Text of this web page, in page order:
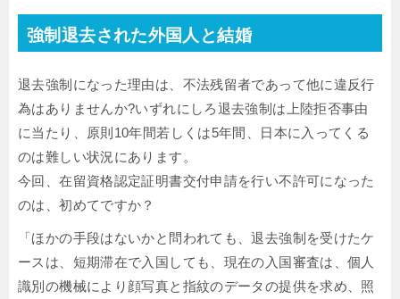
強制退去された外国人と結婚
退去強制になった理由は、不法残留者であって他に違反行
為はありませんか?いずれにしろ退去強制は上陸拒否事由
に当たり、原則10年間若しくは5年間、日本に入ってくる
のは難しい状況にあります。
今回、在留資格認定証明書交付申請を行い不許可になった
のは、初めてですか？
「ほかの手段はないかと問われても、退去強制を受けたケ
ースは、短期滞在で入国しても、現在の入国審査は、個人
識別の機械により顔写真と指紋のデータの提供を求め、照